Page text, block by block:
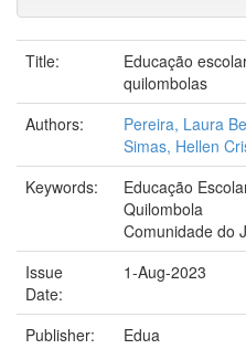
Title:
Educação
quilombolas
Authors:
Pereira, Laura
Simas, Hellen
Keywords:
Educação
Quilombola
Comunidade do
Issue
Date:
1-Aug-2023
Publisher:
Edua